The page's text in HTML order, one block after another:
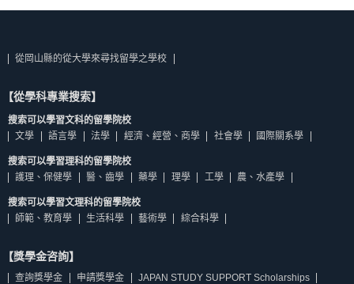
從岡山縣的從大學來尋找留學之學校
【從學科專業搜索】
搜索可以學習文科的留學院校
文學
語言學 法學 經濟、經營、商學 社會學 國際關系學
搜索可以學習理科的留學院校
護理、保健學
醫、齒學 藥學 理學 工學 農、水產學
搜索可以學習文理科的留學院校
師範、教育學
生活科學 藝術學 綜合科學
【獎學金咨詢】
查詢獎學金 申請獎學金 JAPAN STUDY SUPPORT Scholarships